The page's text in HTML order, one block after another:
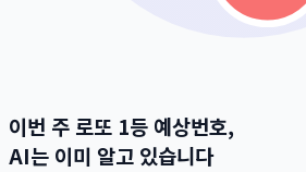
이번 주 로또 1등 예상번호,
AI는 이미 알고 있습니다